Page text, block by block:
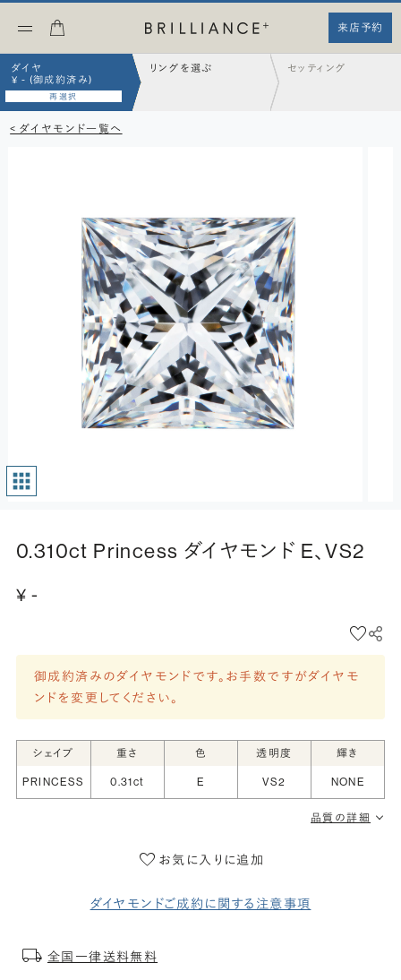
来店予約
ダイヤ
¥ - (御成約済み)
再選択
リングを選ぶ セッティング
< ダイヤモンド一覧へ
0.310ct Princess ダイヤモンド E、VS2
¥ -
御成約済みのダイヤモンドです。お手数ですがダイヤモ
ンドを変更してください。
シェイプ 重さ 色 透明度 輝き
PRINCESS 0.31ct E VS2 NONE
品質の詳細
お気に入りに追加
ダイヤモンドご成約に関する注意事項
全国一律送料無料